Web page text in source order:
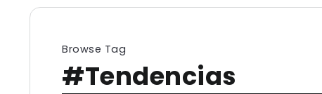
Browse Tag
#Tendencias